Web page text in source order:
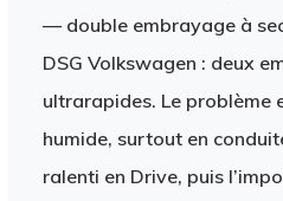
— double embrayage à
DSG Volkswagen : deux
ultrarapides. Le problème
humide, surtout en
ralenti en Drive, puis